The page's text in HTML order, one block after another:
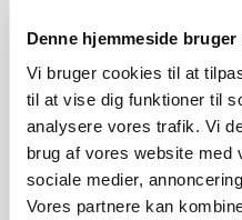
Denne hjemmeside bruger
Vi bruger cookies til at
til at vise dig funktioner til
analysere vores trafik. Vi
brug af vores website med
sociale medier,
Vores partnere kan
PLANTER
Før såmaskinen kører:
skadedyrsrisici